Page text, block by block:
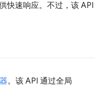
快速响应。不过，该 API
。该 API 通过全局